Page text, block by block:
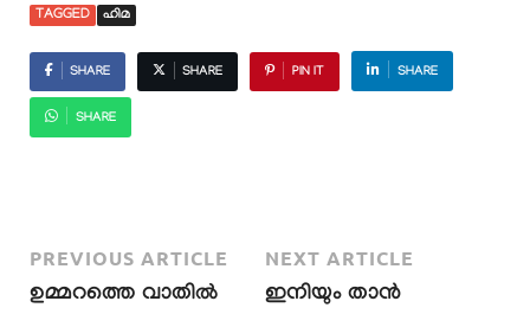
TAGGED ഹിമ
SHARE SHARE PIN IT SHARE
SHARE
PREVIOUS ARTICLE
ഉമ്മറത്തെ വാതിൽ
NEXT ARTICLE
ഇനിയും താൻ